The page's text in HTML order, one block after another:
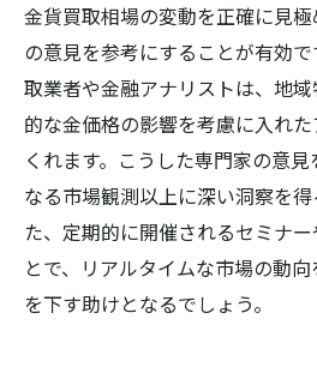
金貨買取相場の変動を正確に見
の意見を参考にすることが有効
取業者や金融アナリストは、地
的な金価格の影響を考慮に入れ
くれます。こうした専門家の意
なる市場観測以上に深い洞察を
た、定期的に開催されるセミナ
とで、リアルタイムな市場の動
を下す助けとなるでしょう。